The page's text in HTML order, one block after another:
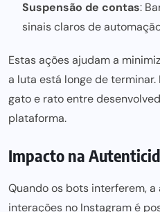
Suspensão de contas:
sinais claros de
Estas ações ajudam a
a luta está longe de
gato e rato entre
plataforma.
Impacto na
Quando os bots interferem,
interações no Instagram é